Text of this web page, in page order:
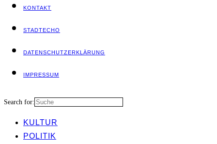
KON­TAKT
STADT­ECHO
DATEN­SCHUTZ­ER­KLÄ­RUNG
IMPRES­SUM
Search for:
KUL­TUR
POLI­TIK